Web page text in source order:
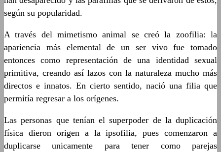
según su popularidad.
A través del mimetismo animal se creó la zoofilia: la
apariencia más elemental de un ser vivo fue tomado
entonces como representación de una identidad sexual
primitiva, creando así lazos con la naturaleza mucho más
directos e innatos. En cierto sentido, nació una filia que
permitía regresar a los orígenes.
Las personas que tenían el superpoder de la duplicación
física dieron origen a la ipsofilia, pues comenzaron a
duplicarse unicamente para tener como parejas